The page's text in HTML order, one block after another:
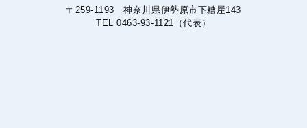
〒259-1193 神奈川県伊勢原市下糟屋143
TEL 0463-93-1121（代表）